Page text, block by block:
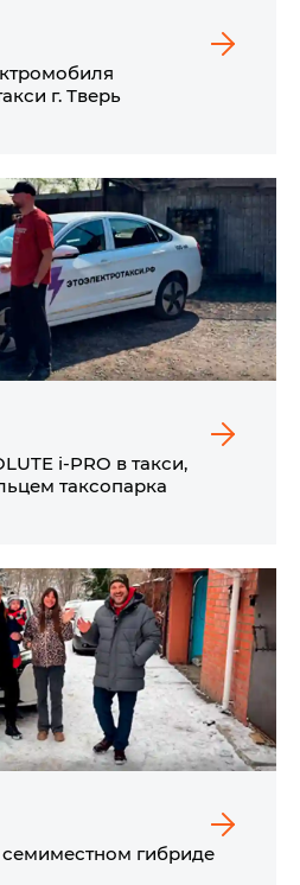
г. Тверь
i‑PRO в такси,
таксопарка
гибриде